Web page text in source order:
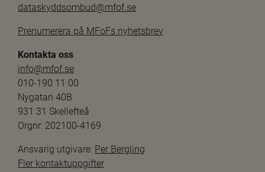
dataskyddsombud@mfof.se
Prenumerera på MFoFs nyhetsbrev
Kontakta oss
info@mfof.se
010-190 11 00
Nygatan 40B
931 31 Skellefteå
Orgnr: 202100-4169
Ansvarig utgivare: Per Bergling
Fler kontaktuppgifter